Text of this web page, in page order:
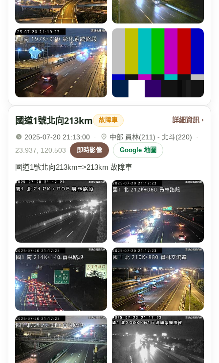
國道1號北向213km 故障車 詳細資訊 ›
2025-07-20 21:13:00 · 中部 員林(211) - 北斗(220)
·
23.937, 120.503
即時影像 Google 地圖
國道1號北向213km=>213km 故障車